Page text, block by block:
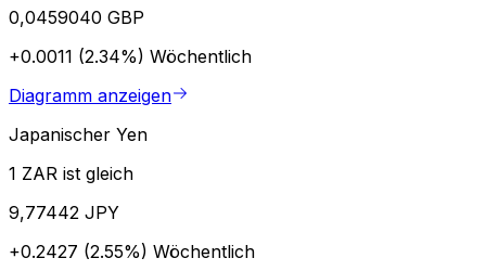
0,0459040 GBP
+0.0011 (2.34%) Wöchentlich
Diagramm anzeigen
Japanischer Yen
1 ZAR ist gleich
9,77442 JPY
+0.2427 (2.55%) Wöchentlich